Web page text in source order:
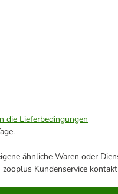
die Lieferbedingungen
ähnliche Waren oder
Kundenservice